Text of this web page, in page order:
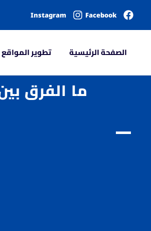
Facebook
Instagram
الصفحة الرئيسية تطوير المواقع
ما الفرق